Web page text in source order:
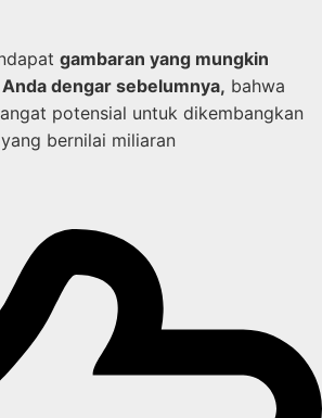
gambaran yang mungkin
dengar sebelumnya, bahwa
potensial untuk dikembangkan
bernilai miliaran